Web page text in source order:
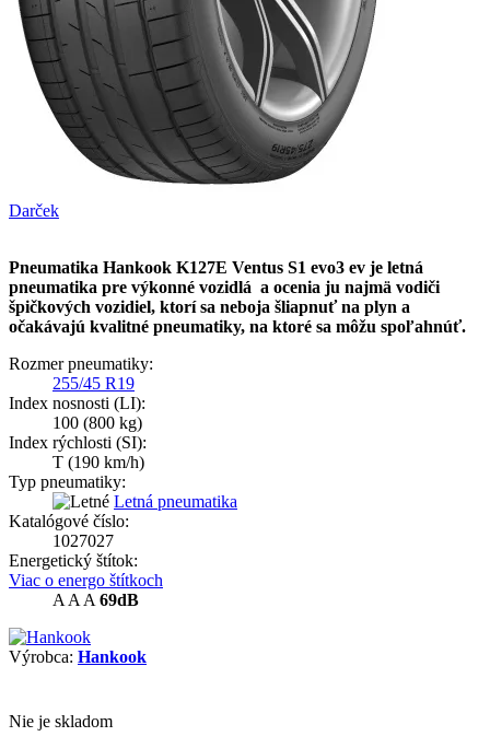
Darček
Pneumatika Hankook K127E Ventus S1 evo3 ev je letná
pneumatika pre výkonné vozidlá a ocenia ju najmä vodiči
špičkových vozidiel, ktorí sa neboja šliapnuť na plyn a
očakávajú kvalitné pneumatiky, na ktoré sa môžu spoľahnúť.
Rozmer pneumatiky:
255/45 R19
Index nosnosti (LI):
100 (800 kg)
Index rýchlosti (SI):
T (190 km/h)
Typ pneumatiky:
Letná pneumatika
Katalógové číslo:
1027027
Energetický štítok:
Viac o energo štítkoch
A A A 69dB
Výrobca: Hankook
Nie je skladom